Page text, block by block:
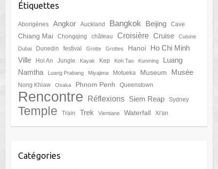
Étiquettes
Aborigènes Angkor Auckland Bangkok Beijing Cave
Chiang Mai Chongqing château Croisière Cruise Cuisine
Dubai Dunedin festival Grotte Grottes Hanoi
Ho Chi Minh
Ville
Hoi An Jungle Kayak Kep Koh Tao Kunming
Luang
Namtha
Luang Prabang Miyajima Motueka Museum Musée
Nong Khiaw Osaka Phnom Penh Queenstown
Rencontre Réflexions Siem Reap Sydney
Temple Train Trek Vientiane Waterfall Xi'an
Catégories